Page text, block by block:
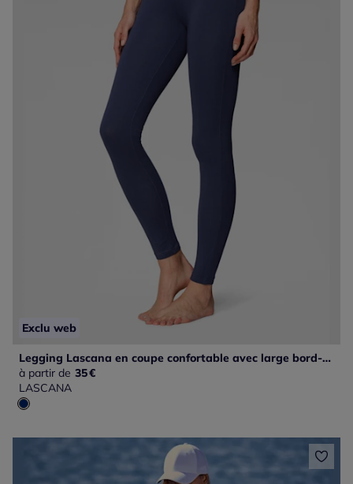
Exclu web
Legging Lascana en coupe confortable avec large bord-côte doux
à partir de 35€
LASCANA